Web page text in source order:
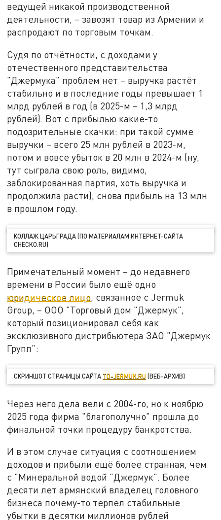
ведущей никакой производственной
деятельности, – завозят товар из Армении и
распродают по торговым точкам.
Судя по отчётности, с доходами у
отечественного представительства
"Джермука" проблем нет – выручка растёт
стабильно и в последние годы превышает 1
млрд рублей в год (в 2025-м – 1,3 млрд
рублей). Вот с прибылью какие-то
подозрительные скачки: при такой сумме
выручки – всего 25 млн рублей в 2023-м,
потом и вовсе убыток в 20 млн в 2024-м (ну,
тут сыграла свою роль, видимо,
заблокированная партия, хоть выручка и
продолжила расти), снова прибыль на 13 млн
в прошлом году.
КОЛЛАЖ ЦАРЬГРАДА (ПО МАТЕРИАЛАМ ИНТЕРНЕТ-САЙТА
CHECKO.RU)
Примечательный момент – до недавнего
времени в России было ещё одно
юридическое лицо, связанное с Jermuk
Group, – ООО "Торговый дом "Джермук",
который позиционировал себя как
эксклюзивного дистрибьютера ЗАО "Джермук
Групп":
СКРИНШОТ СТРАНИЦЫ САЙТА TD-JERMUK.RU (ВЕБ-АРХИВ)
Через него дела вели с 2004-го, но к ноябрю
2025 года фирма "благополучно" прошла до
финальной точки процедуру банкротства.
И в этом случае ситуация с соотношением
доходов и прибыли ещё более странная, чем
с "Минеральной водой "Джермук". Более
десяти лет армянский владелец головного
бизнеса почему-то терпел стабильные
убытки в десятки миллионов рублей